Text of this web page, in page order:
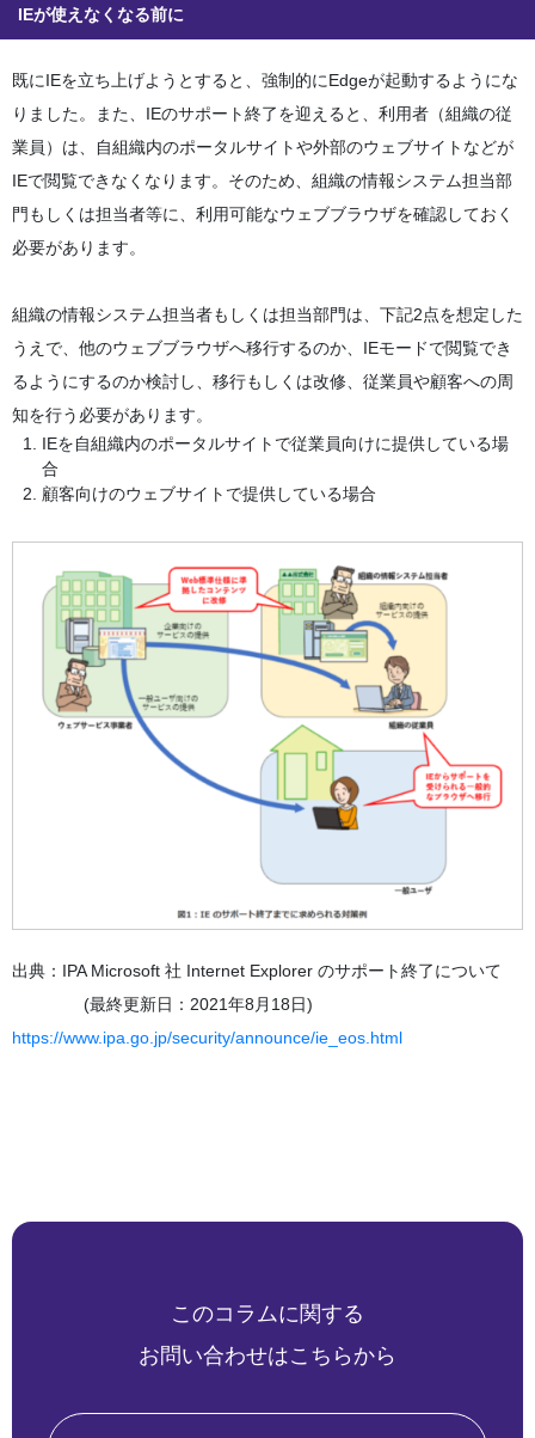
IEが使えなくなる前に
既にIEを立ち上げようとすると、強制的にEdgeが起動するようにな
りました。また、IEのサポート終了を迎えると、利用者（組織の従
業員）は、自組織内のポータルサイトや外部のウェブサイトなどが
IEで閲覧できなくなります。そのため、組織の情報システム担当部
門もしくは担当者等に、利用可能なウェブブラウザを確認しておく
必要があります。
組織の情報システム担当者もしくは担当部門は、下記2点を想定した
うえで、他のウェブブラウザへ移行するのか、IEモードで閲覧でき
るようにするのか検討し、移行もしくは改修、従業員や顧客への周
知を行う必要があります。
IEを自組織内のポータルサイトで従業員向けに提供している場
合
顧客向けのウェブサイトで提供している場合
出典：IPA Microsoft 社 Internet Explorer のサポート終了について
(最終更新日：2021年8月18日)
https://www.ipa.go.jp/security/announce/ie_eos.html
このコラムに関する
お問い合わせはこちらから